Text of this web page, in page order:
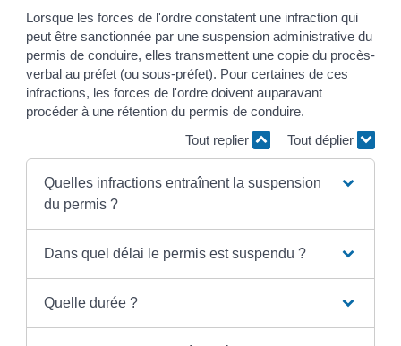
Lorsque les forces de l'ordre constatent une infraction qui
peut être sanctionnée par une suspension administrative du
permis de conduire, elles transmettent une copie du procès-
verbal au préfet (ou sous-préfet). Pour certaines de ces
infractions, les forces de l'ordre doivent auparavant
procéder à une rétention du permis de conduire.
Tout replier
Tout déplier
Quelles infractions entraînent la suspension
du permis ?
Dans quel délai le permis est suspendu ?
Quelle durée ?